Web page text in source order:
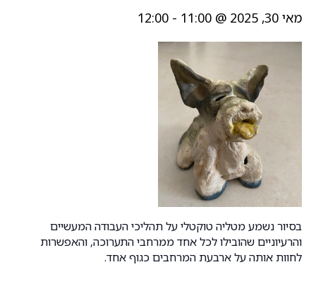
מאי 30, 2025 @ 11:00 -
12:00
בסיור נשמע מטליה טוקטלי על תהליכי העבודה המעשיים
והרעיוניים שהובילו לכל אחד ממרחבי התערוכה, והאפשרות
לחוות אותה על ארבעת המרחבים כגוף אחד.